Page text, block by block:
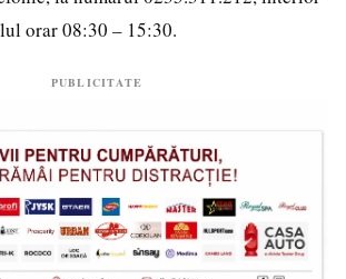
orar 08:30 – 15:30.
PUBLICITATE